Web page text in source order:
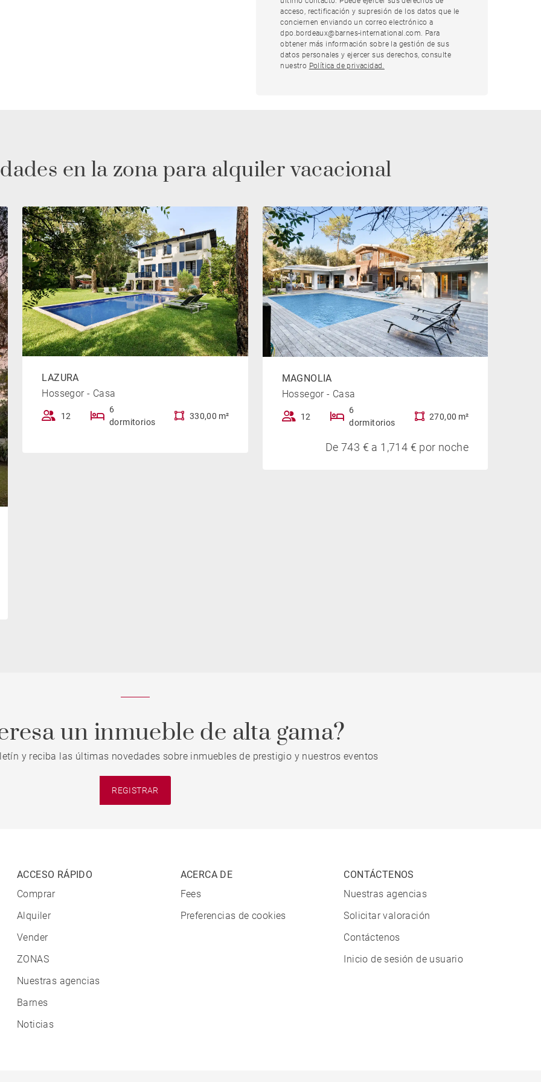
acceso, rectificación y supresión de los datos que le
conciernen enviando un correo electrónico a
dpo.bordeaux@barnes-international.com. Para
obtener más información sobre la gestión de sus
datos personales y ejercer sus derechos, consulte
nuestro Política de privacidad.
en la zona para alquiler vacacional
LAZURA
Hossegor - Casa
12
6
dormitorios
330,00 m²
MAGNOLIA
Hossegor - Casa
12
6
dormitorios
270,00 m²
De 743 € a 1,714 € por noche
un inmueble de alta gama?
y reciba las últimas novedades sobre inmuebles de prestigio y nuestros eventos
REGISTRAR
ACCESO RÁPIDO
Comprar
Alquiler
Vender
ZONAS
Nuestras agencias
Barnes
Noticias
ACERCA DE
Fees
Preferencias de cookies
CONTÁCTENOS
Nuestras agencias
Solicitar valoración
Contáctenos
Inicio de sesión de usuario